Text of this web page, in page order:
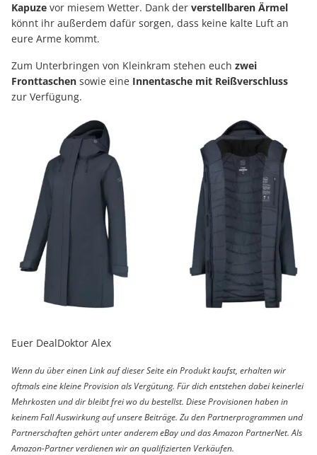
Kapuze vor miesem Wetter. Dank der verstellbaren Ärmel
könnt ihr außerdem dafür sorgen, dass keine kalte Luft an
eure Arme kommt.
Zum Unterbringen von Kleinkram stehen euch zwei
Fronttaschen sowie eine Innentasche mit Reißverschluss
zur Verfügung.
Euer DealDoktor Alex
Wenn du über einen Link auf dieser Seite ein Produkt kaufst, erhalten wir
oftmals eine kleine Provision als Vergütung. Für dich entstehen dabei keinerlei
Mehrkosten und dir bleibt frei wo du bestellst. Diese Provisionen haben in
keinem Fall Auswirkung auf unsere Beiträge. Zu den Partnerprogrammen und
Partnerschaften gehört unter anderem eBay und das Amazon PartnerNet. Als
Amazon-Partner verdienen wir an qualifizierten Verkäufen.